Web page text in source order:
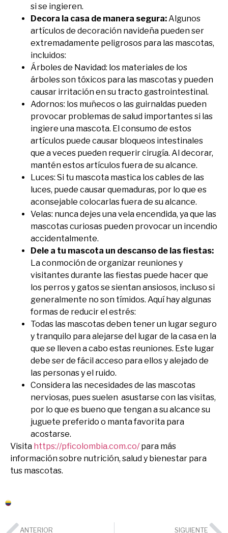
si se ingieren.
Decora la casa de manera segura:Algunos
artículos de decoración navideña pueden ser
extremadamente peligrosos para las mascotas,
incluidos:
Árboles de Navidad: los materiales de los
árboles son tóxicos para las mascotas y pueden
causar irritación en su tracto gastrointestinal.
Adornos: los muñecos o las guirnaldas pueden
provocar problemas de salud importantes si las
ingiere una mascota. El consumo de estos
artículos puede causar bloqueos intestinales
que a veces pueden requerir cirugía. Al decorar,
mantén estos artículos fuera de su alcance.
Luces: Si tu mascota mastica los cables de las
luces, puede causar quemaduras, por lo que es
aconsejable colocarlas fuera de su alcance.
Velas: nunca dejes una vela encendida, ya que las
mascotas curiosas pueden provocar un incendio
accidentalmente.
Dele a tu mascota un descanso de las fiestas:
La conmoción de organizar reuniones y
visitantes durante las fiestas puede hacer que
los perros y gatos se sientan ansiosos, incluso si
generalmente no son tímidos. Aquí hay algunas
formas de reducir el estrés:
Todas las mascotas deben tener un lugar seguro
y tranquilo para alejarse del lugar de la casa en la
que se lleven a cabo estas reuniones. Este lugar
debe ser de fácil acceso para ellos y alejado de
las personas y el ruido.
Considera las necesidades de las mascotas
nerviosas, pues suelen asustarse con las visitas,
por lo que es bueno que tengan a su alcance su
juguete preferido o manta favorita para
acostarse.
Visita https://pficolombia.com.co/para más
información sobre nutrición, salud y bienestar para
tus mascotas.
ANTERIOR SIGUIENTE